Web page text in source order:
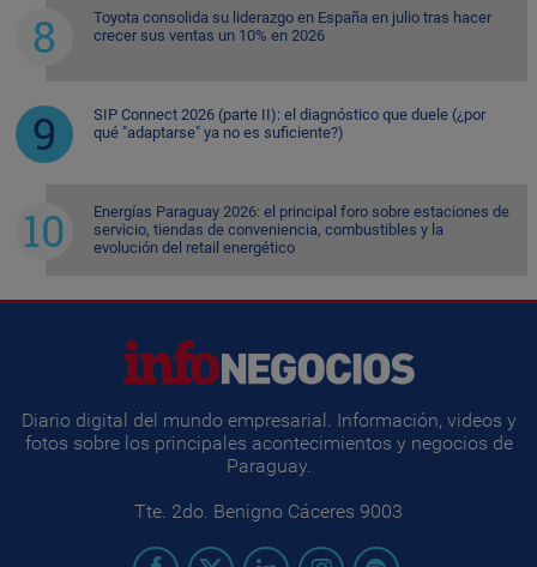
Toyota consolida su liderazgo en España en julio tras hacer
crecer sus ventas un 10% en 2026
SIP Connect 2026 (parte II): el diagnóstico que duele (¿por
qué "adaptarse" ya no es suficiente?)
Energías Paraguay 2026: el principal foro sobre estaciones de
servicio, tiendas de conveniencia, combustibles y la
evolución del retail energético
Diario digital del mundo empresarial. Información, videos y
fotos sobre los principales acontecimientos y negocios de
Paraguay.
Tte. 2do. Benigno Cáceres 9003